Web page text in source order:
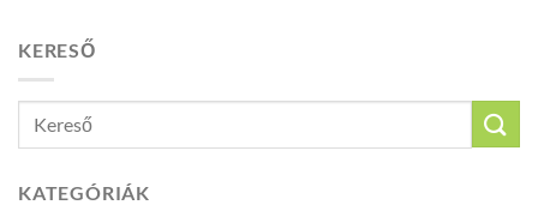
KERESŐ
KATEGÓRIÁK